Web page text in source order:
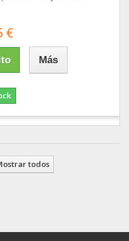
€
Más
todos